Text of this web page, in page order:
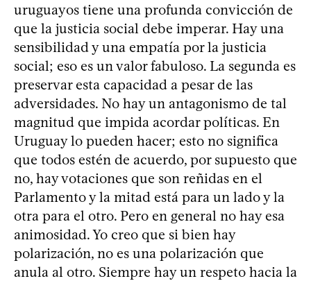
uruguayos tiene una profunda convicción de
que la justicia social debe imperar. Hay una
sensibilidad y una empatía por la justicia
social; eso es un valor fabuloso. La segunda es
preservar esta capacidad a pesar de las
adversidades. No hay un antagonismo de tal
magnitud que impida acordar políticas. En
Uruguay lo pueden hacer; esto no significa
que todos estén de acuerdo, por supuesto que
no, hay votaciones que son reñidas en el
Parlamento y la mitad está para un lado y la
otra para el otro. Pero en general no hay esa
animosidad. Yo creo que si bien hay
polarización, no es una polarización que
anula al otro. Siempre hay un respeto hacia la